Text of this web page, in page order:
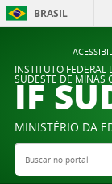
BRASIL
INSTITUTO
SUDESTE DE MINAS
IF
MINISTÉRIO DA
Buscar no portal